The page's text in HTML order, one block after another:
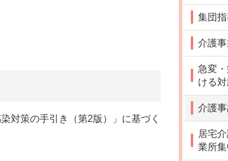
対策の手引き（第2版）」に基づく
集団
介護
急変
ける
介護
居宅
業所